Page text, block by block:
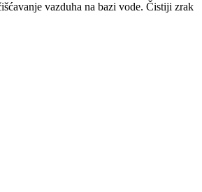
vazduha na bazi vode. Čistiji zrak